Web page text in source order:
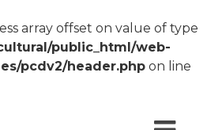
array offset on value of type
public_html/web-
pcdv2/header.php on line